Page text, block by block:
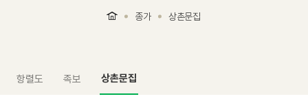
종가 상촌문집
항렬도 족보 상촌문집